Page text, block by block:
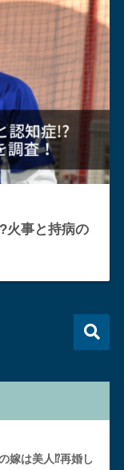
火事と持病の
嫁は美人⁉︎再婚し